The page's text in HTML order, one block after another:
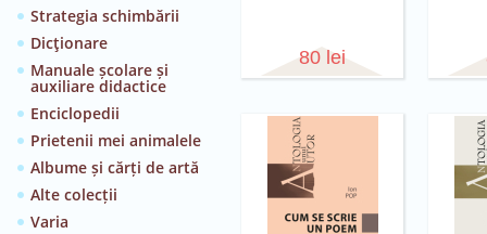
Strategia schimbării
Dicţionare
Manuale școlare și
auxiliare didactice
Enciclopedii
Prietenii mei animalele
Albume și cărți de artă
Alte colecții
Varia
80 lei